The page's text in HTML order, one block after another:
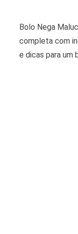
Bolo Nega
completa com
e dicas para um